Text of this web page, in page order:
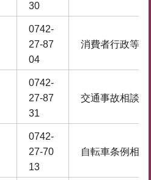
30
0742-
27-87
04
消費者行政等
0742-
27-87
31
交通事故相談
0742-
27-70
13
自転車条例相